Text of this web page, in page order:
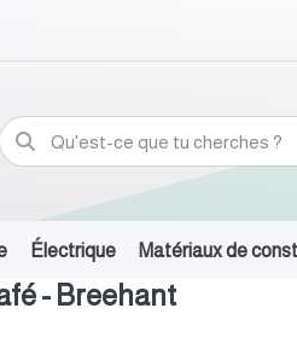
Électrique Matériaux de
- Breehant